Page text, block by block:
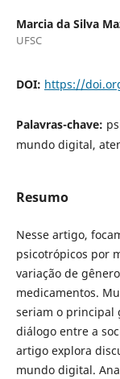
Marcia da Silva
UFSC
DOI: https://
Palavras-chave:
mundo digital,
Resumo
Nesse artigo,
psicotrópicos por
variação de
medicamentos.
seriam o principal
diálogo entre a
artigo explora
mundo digital.